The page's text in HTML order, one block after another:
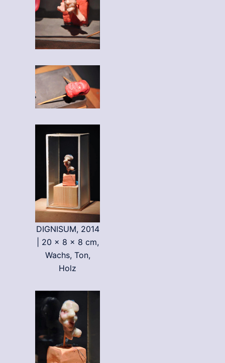
DIGNISUM, 2014
| 20 x 8 x 8 cm,
Wachs, Ton,
Holz